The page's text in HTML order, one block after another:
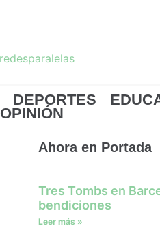
DEPORTES
OPINIÓN
Ahora en Portada
Tres Tombs en
bendiciones
Leer más »